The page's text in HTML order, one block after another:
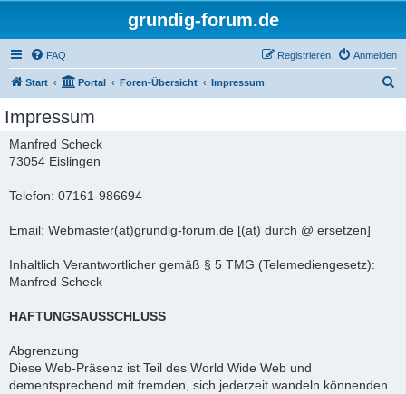
grundig-forum.de
FAQ Anmelden
Registrieren
Start Portal Foren-Übersicht Impressum
Impressum
Manfred Scheck
73054 Eislingen
Telefon: 07161-986694
Email: Webmaster(at)grundig-forum.de [(at) durch @ ersetzen]
Inhaltlich Verantwortlicher gemäß § 5 TMG (Telemediengesetz):
Manfred Scheck
HAFTUNGSAUSSCHLUSS
Abgrenzung
Diese Web-Präsenz ist Teil des World Wide Web und
dementsprechend mit fremden, sich jederzeit wandeln könnenden